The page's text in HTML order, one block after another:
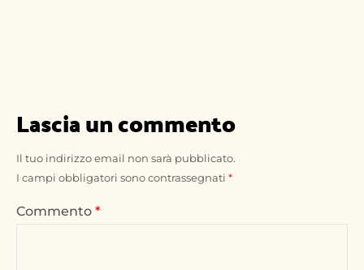
Lascia un commento
Il tuo indirizzo email non sarà pubblicato.
I campi obbligatori sono contrassegnati *
Commento *